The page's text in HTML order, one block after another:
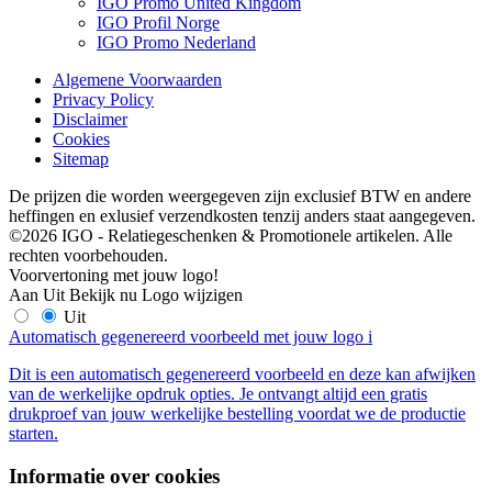
IGO Profil Norge
IGO Promo Nederland
Algemene Voorwaarden
Privacy Policy
Disclaimer
Cookies
Sitemap
De prijzen die worden weergegeven zijn exclusief BTW en andere
heffingen en exlusief verzendkosten tenzij anders staat aangegeven.
©2026 IGO - Relatiegeschenken & Promotionele artikelen. Alle
rechten voorbehouden.
Voorvertoning met jouw logo!
Aan Uit Bekijk nu Logo wijzigen
Uit
Automatisch gegenereerd voorbeeld met jouw logo i
Dit is een automatisch gegenereerd voorbeeld en deze kan afwijken
van de werkelijke opdruk opties. Je ontvangt altijd een gratis
drukproef van jouw werkelijke bestelling voordat we de productie
starten.
Informatie over cookies